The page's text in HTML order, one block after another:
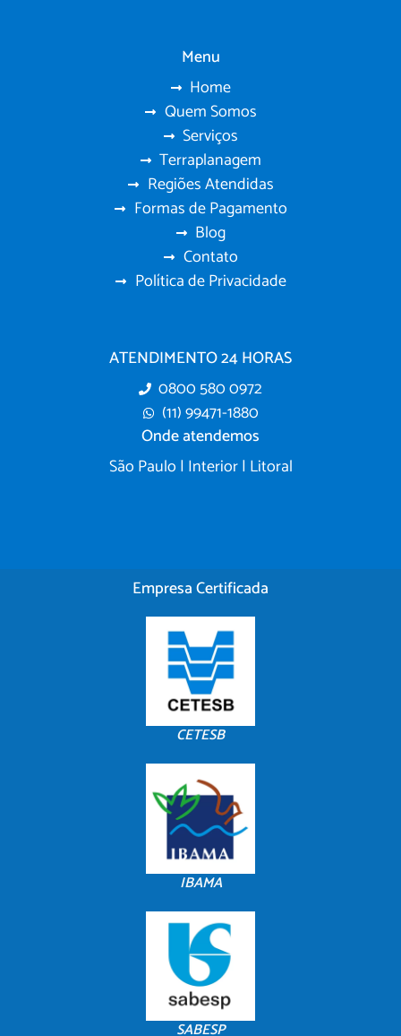
Menu
Home
Quem Somos
Serviços
Terraplanagem
Regiões Atendidas
Formas de Pagamento
Blog
Contato
Política de Privacidade
ATENDIMENTO 24 HORAS
0800 580 0972
(11) 99471-1880
Onde atendemos
São Paulo | Interior | Litoral
Empresa Certificada
CETESB
IBAMA
SABESP